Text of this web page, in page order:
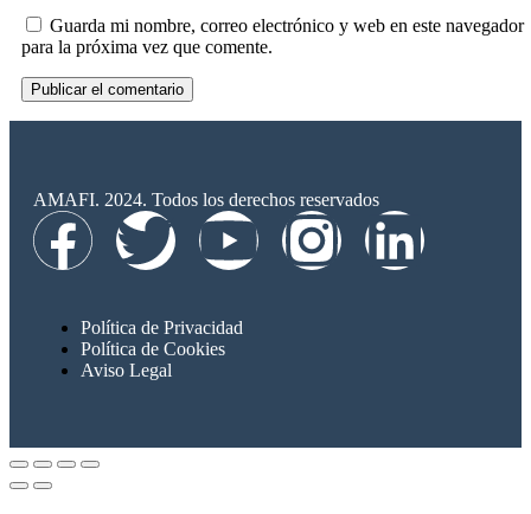
Guarda mi nombre, correo electrónico y web en este navegador
para la próxima vez que comente.
AMAFI. 2024. Todos los derechos reservados
Política de Privacidad
Política de Cookies
Aviso Legal